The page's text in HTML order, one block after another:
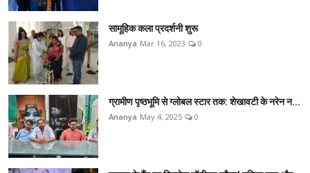
सामूहिक कला प्रदर्शनी शुरू
Ananya Mar 16, 2023 0
ग्रामीण पृष्ठभूमि से ग्लोबल स्टार तक: शेखावटी के नरेन न...
Ananya May 4, 2025 0